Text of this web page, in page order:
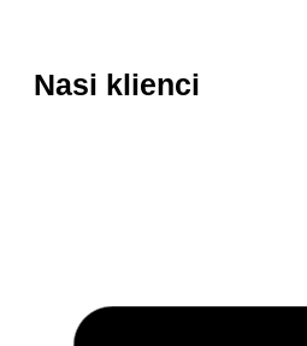
Nasi klienci